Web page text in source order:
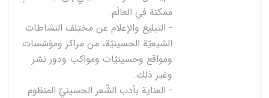
ممكنة في العالَم.
- التبليغ والإعلام عن مختلف النشاطات
الشيعيّة الحسينيّة، من مراكز ومؤسّسات
ومواقع وحسينيّات ومواكب ودور نشر
وغير ذلك.
- العناية بأدب الشّعر الحسينيّ المنظوم